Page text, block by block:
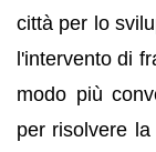
città per lo
l'intervento di
modo più
per risolvere